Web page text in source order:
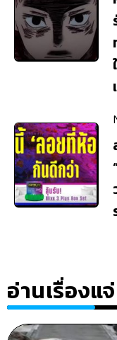
อ่านเรื่องแ